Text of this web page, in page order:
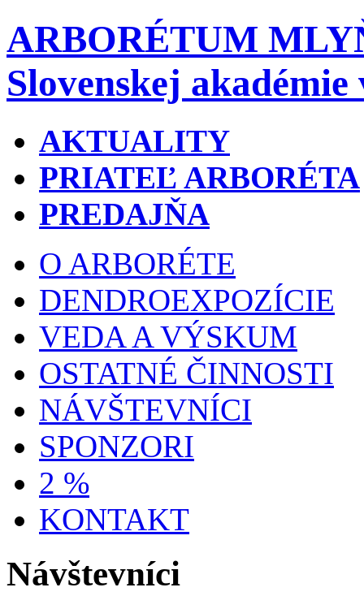
ARBORÉTUM
Slovenskej akadémie
AKTUALITY
PRIATEĽ ARBORÉTA
PREDAJŇA
O ARBORÉTE
DENDROEXPOZÍCIE
VEDA A VÝSKUM
OSTATNÉ ČINNOSTI
NÁVŠTEVNÍCI
SPONZORI
2 %
KONTAKT
Návštevníci